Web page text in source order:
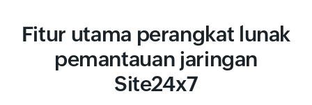
Fitur utama perangkat lunak
pemantauan jaringan
Site24x7